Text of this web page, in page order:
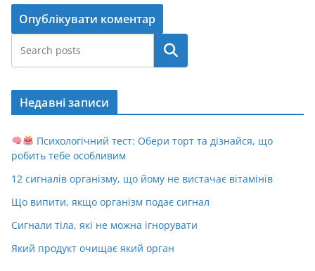
Пошук
Недавні записи
Психологічний тест: Обери торт та дізнайся, що
робить тебе особливим
12 сигналів організму, що йому не вистачає вітамінів
Що випити, якщо організм подає сигнал
Сигнали тіла, які не можна ігнорувати
Який продукт очищає який орган